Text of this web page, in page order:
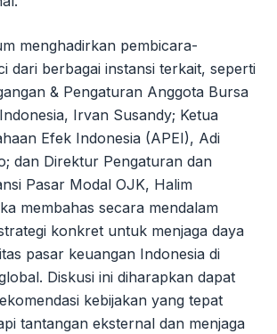
menghadirkan pembicara-
dari berbagai instansi terkait, seperti
& Pengaturan Anggota Bursa
Irvan Susandy; Ketua
Efek Indonesia (APEI), Adi
dan Direktur Pengaturan dan
Pasar Modal OJK, Halim
membahas secara mendalam
konkret untuk menjaga daya
pasar keuangan Indonesia di
Diskusi ini diharapkan dapat
kebijakan yang tepat
tantangan eksternal dan menjaga